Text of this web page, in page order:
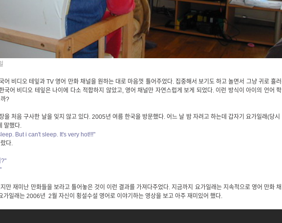
어 비디오 테잎과 TV 영어 만화 채널을 원하는 대로 마음껏 틀어주었다. 집중해서 보기도 하고 놀면서 그냥 귀로 흘
국어 비디오 테잎은 나이에 다소 적합하지 않았고, 영어 채널만 자연스럽게 보게 되었다. 이런 방식이 아이의 언어
?
을 처음 구사한 날을 잊지 않고 있다. 2005년 여름 한국을 방문했다. 어느 날 밤 자려고 하는데 갑자기 요가일래(당시
말했다.
But i can't sleep. It's very hot!!!"
다.
?"
만 재미난 만화들을 보라고 틀어놓은 것이 이런 결과를 가져다주었다. 지금까지 요가일래는 지속적으로 영어 만화
가일래는 2006년 2월 자신이 횡설수설 영어로 이야기하는 영상을 보고 아주 재미있어 했다.